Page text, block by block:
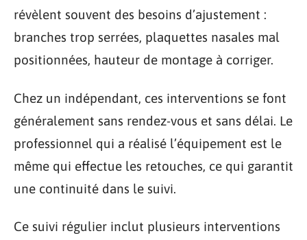
révèlent souvent des besoins d’ajustement :
branches trop serrées, plaquettes nasales mal
positionnées, hauteur de montage à corriger.
Chez un indépendant, ces interventions se font
généralement sans rendez-vous et sans délai. Le
professionnel qui a réalisé l’équipement est le
même qui effectue les retouches, ce qui garantit
une continuité dans le suivi.
Ce suivi régulier inclut plusieurs interventions